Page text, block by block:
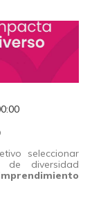
seleccionar
de diversidad